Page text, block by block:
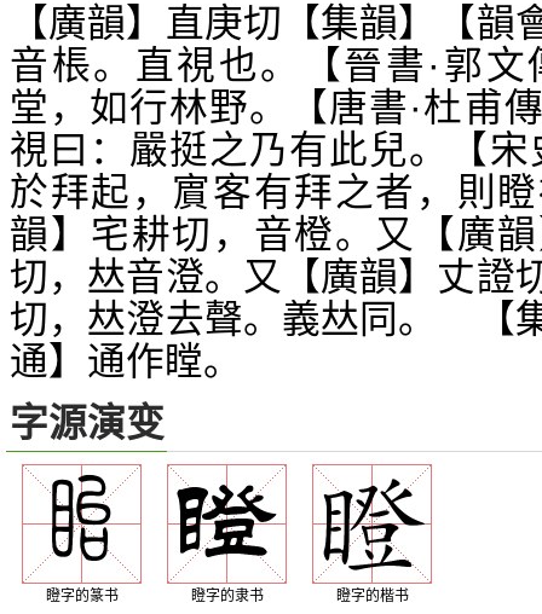
【廣韻】直庚切【集韻】【韻
音棖。直視也。【晉書·郭
堂，如行林野。【唐書·杜甫
視曰：嚴挺之乃有此兒。【
於拜起，賔客有拜之者，則
韻】宅耕切，音橙。又【廣
切， 𠀤音澄。又【廣韻】丈證
切， 𠀤澄去聲。義𠀤同。 【
通】通作瞠。
字源演变
瞪字的篆书 瞪字的隶书 瞪字的楷书